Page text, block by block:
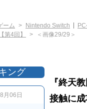
ーム Nintendo Switch
第4回】
＜画像29/29＞
『終天
接触に
ング
月06日